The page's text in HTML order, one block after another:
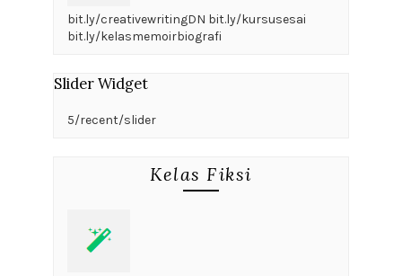
bit.ly/creativewritingDN bit.ly/kursusesai
bit.ly/kelasmemoirbiografi
Slider Widget
5/recent/slider
Kelas Fiksi